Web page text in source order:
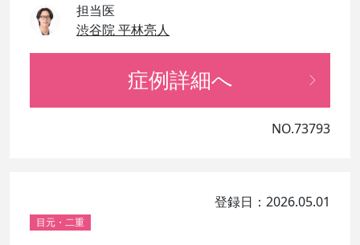
担当医
渋谷院 平林亮人
症例詳細へ
NO.73793
登録日：2026.05.01
目元・二重